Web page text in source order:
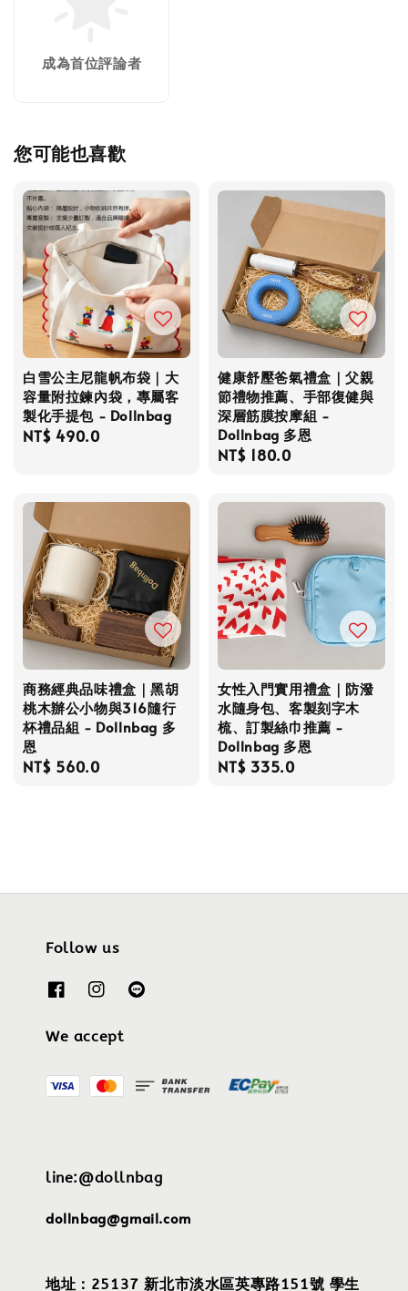
成為首位評論者
您可能也喜歡
白雪公主尼龍帆布袋｜大
容量附拉鍊內袋，專屬客
製化手提包 - Dollnbag
Regular
NT$ 490.0
健康舒壓爸氣禮盒｜父親
節禮物推薦、手部復健與
深層筋膜按摩組 -
Dollnbag 多恩
Regular
NT$ 180.0
商務經典品味禮盒｜黑胡
桃木辦公小物與316隨行
杯禮品組 - Dollnbag 多
恩
Regular
NT$ 560.0
女性入門實用禮盒｜防潑
水隨身包、客製刻字木
梳、訂製絲巾推薦 -
Dollnbag 多恩
Regular
NT$ 335.0
Follow us
We accept
line:@dollnbag
dollnbag@gmail.com
地址：25137 新北市淡水區英專路151號 學生